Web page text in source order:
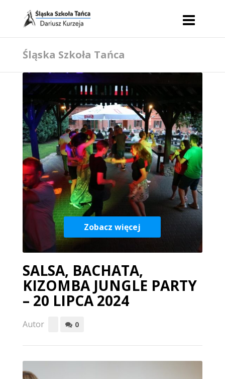
Śląska Szkoła Tańca
Zobacz więcej
SALSA, BACHATA,
KIZOMBA JUNGLE PARTY
– 20 LIPCA 2024
Autor 0